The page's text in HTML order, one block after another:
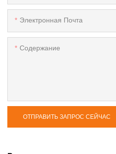
Электронная Почта
Содержание
ОТПРАВИТЬ ЗАПРОС СЕЙЧАС